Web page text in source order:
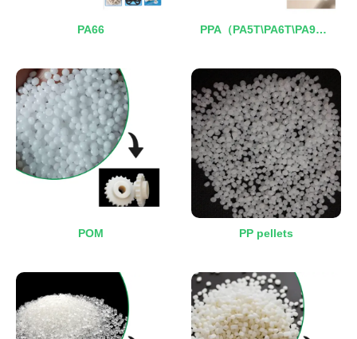
PA66
PPA（PA5T\PA6T\PA9T\P
POM PP pellets